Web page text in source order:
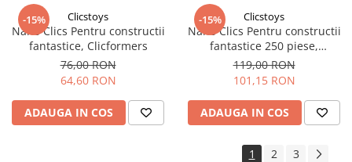
-15% Clicstoys
Nano Clics Pentru constructii
fantastice, Clicformers
76,00 RON
64,60 RON
ADAUGA IN COS
-15% Clicstoys
Nano Clics Pentru constructii
fantastice 250 piese,
Clicformers
119,00 RON
101,15 RON
ADAUGA IN COS
1 2 3